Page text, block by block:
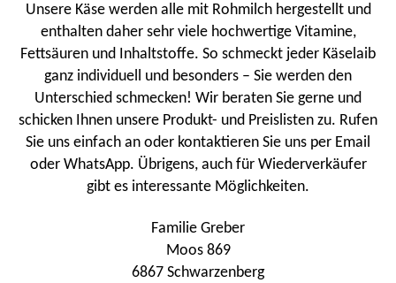
Unsere Käse werden alle mit Rohmilch hergestellt und
enthalten daher sehr viele hochwertige Vitamine,
Fettsäuren und Inhaltstoffe. So schmeckt jeder Käselaib
ganz individuell und besonders – Sie werden den
Unterschied schmecken! Wir beraten Sie gerne und
schicken Ihnen unsere Produkt- und Preislisten zu. Rufen
Sie uns einfach an oder kontaktieren Sie uns per Email
oder WhatsApp. Übrigens, auch für Wiederverkäufer
gibt es interessante Möglichkeiten.
Familie Greber
Moos 869
6867 Schwarzenberg